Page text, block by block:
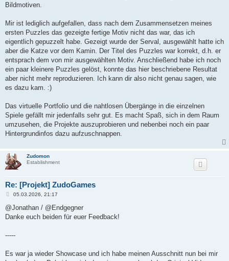
Bildmotiven.
Mir ist lediglich aufgefallen, dass nach dem Zusammensetzen meines
ersten Puzzles das gezeigte fertige Motiv nicht das war, das ich
eigentlich gepuzzelt habe. Gezeigt wurde der Serval, ausgewählt hatte ich
aber die Katze vor dem Kamin. Der Titel des Puzzles war korrekt, d.h. er
entsprach dem von mir ausgewählten Motiv. Anschließend habe ich noch
ein paar kleinere Puzzles gelöst, konnte das hier beschriebene Resultat
aber nicht mehr reproduzieren. Ich kann dir also nicht genau sagen, wie
es dazu kam. :)
Das virtuelle Portfolio und die nahtlosen Übergänge in die einzelnen
Spiele gefällt mir jedenfalls sehr gut. Es macht Spaß, sich in dem Raum
umzusehen, die Projekte auszuprobieren und nebenbei noch ein paar
Hintergrundinfos dazu aufzuschnappen.
Zudomon
Establishment
Re: [Projekt] ZudoGames
B
i
r
05.03.2026, 21:17
@Jonathan / @Endgegner
Danke euch beiden für euer Feedback!
-----
Es war ja wieder Showcase und ich habe meinen Ausschnitt nun bei mir